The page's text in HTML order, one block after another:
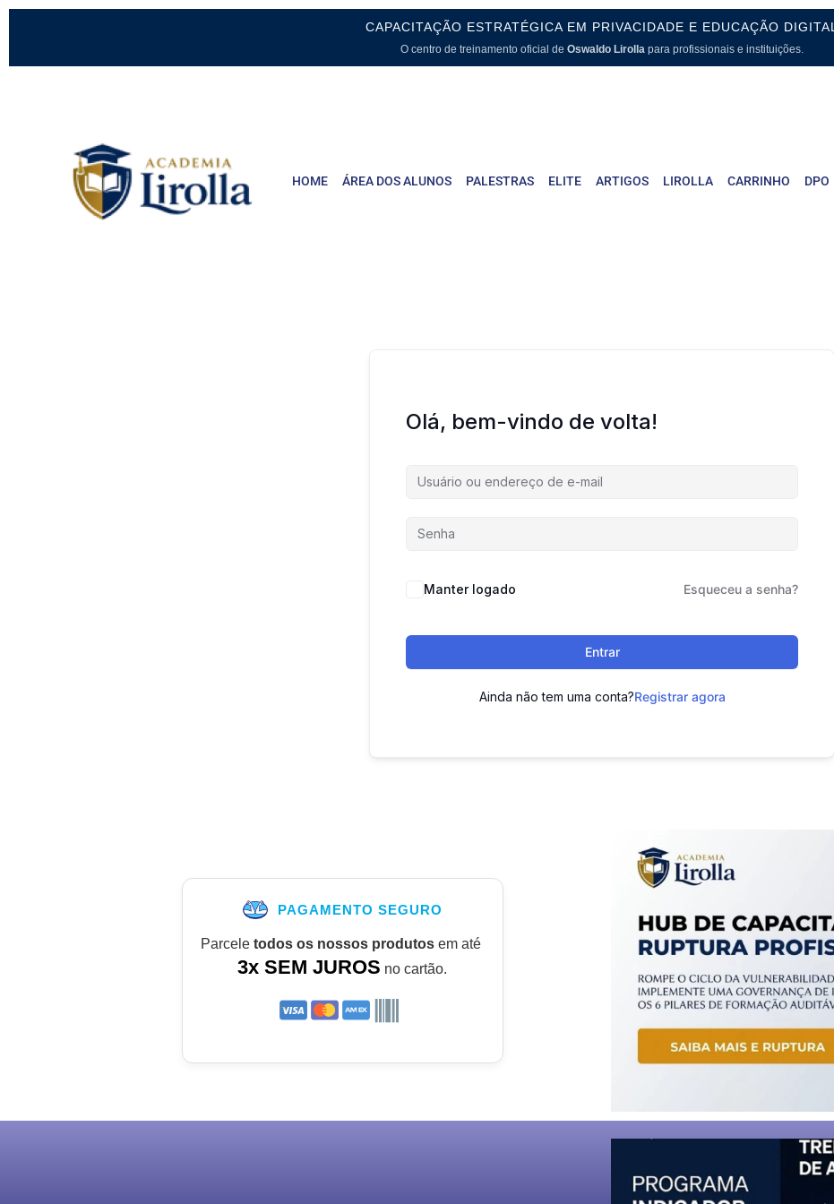
CAPACITAÇÃO ESTRATÉGICA EM PRIVACIDADE E EDUCAÇÃO DIGITAL
O centro de treinamento oficial de Oswaldo Lirolla para profissionais e instituições.
HOME ÁREA DOS ALUNOS PALESTRAS ELITE ARTIGOS LIROLLA CARRINHO DPO
Olá, bem-vindo de volta!
Manter logado Esqueceu a senha?
Entrar
Ainda não tem uma conta?Registrar agora
PAGAMENTO SEGURO
Parcele todos os nossos produtosem até
3x SEM JUROS no cartão.